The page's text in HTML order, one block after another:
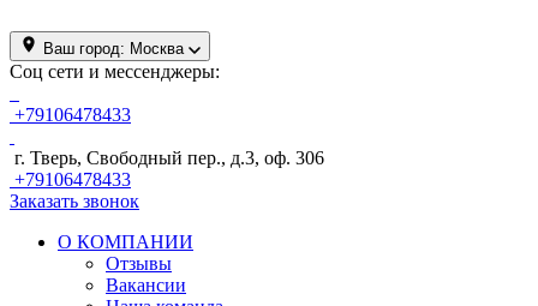
Ваш город: Москва
Соц сети и мессенджеры:
+79106478433
г. Тверь, Свободный пер., д.3, оф. 306
+79106478433
Заказать звонок
О КОМПАНИИ
Отзывы
Вакансии